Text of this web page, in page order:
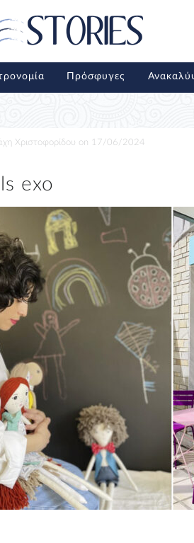
Πρόσφυγες
Χριστοφορίδου on 17/06/2024
exo